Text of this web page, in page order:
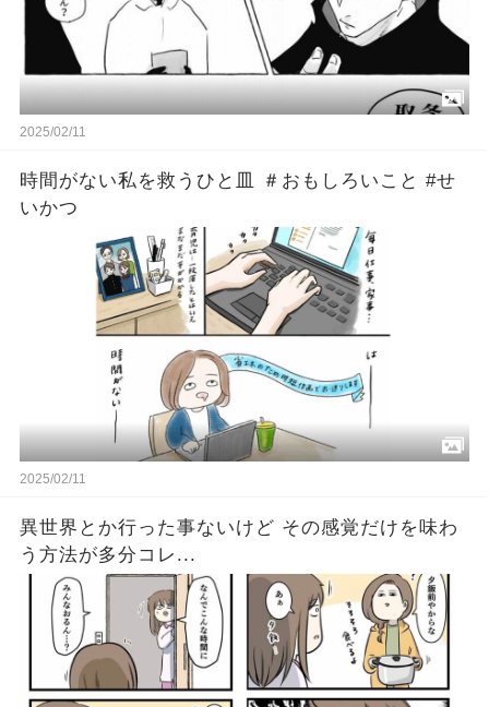
2025/02/11
時間がない私を救うひと皿 ＃おもしろいこと #せ
いかつ
2025/02/11
異世界とか行った事ないけど その感覚だけを味わ
う方法が多分コレ...